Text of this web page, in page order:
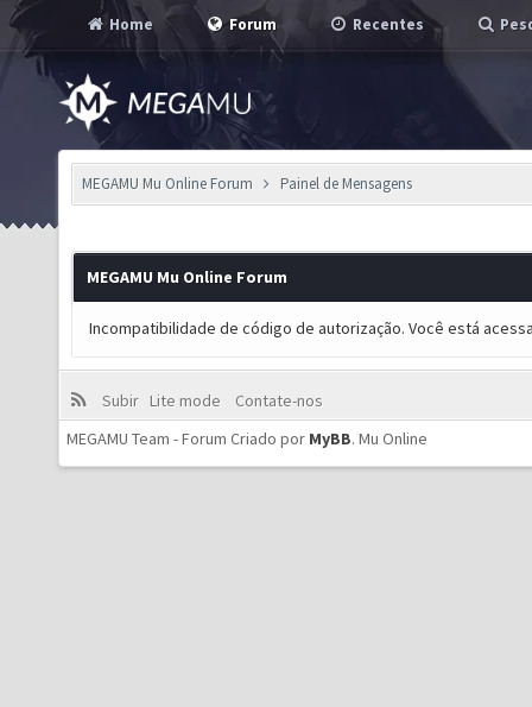
Home Forum Recentes
MEGAMU Mu Online Forum Painel de Mensagens
MEGAMU Mu Online Forum
Incompatibilidade de código de autorização. Você está
Subir Lite mode
Contate-nos
MEGAMU Team - Forum Criado por MyBB. Mu Online